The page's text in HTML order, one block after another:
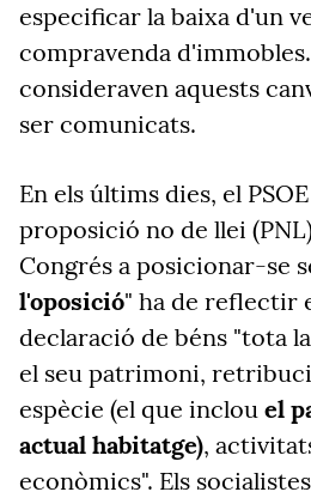
especificar la baixa d'un
compravenda
consideraven aquests
ser comunicats.
En els últims dies, el
proposició no de llei
Congrés a posicionar-se
l'oposició" ha de reflectir
declaració de béns "tota
el seu patrimoni,
espècie (el que inclou el
actual habitatge),
econòmics". Els